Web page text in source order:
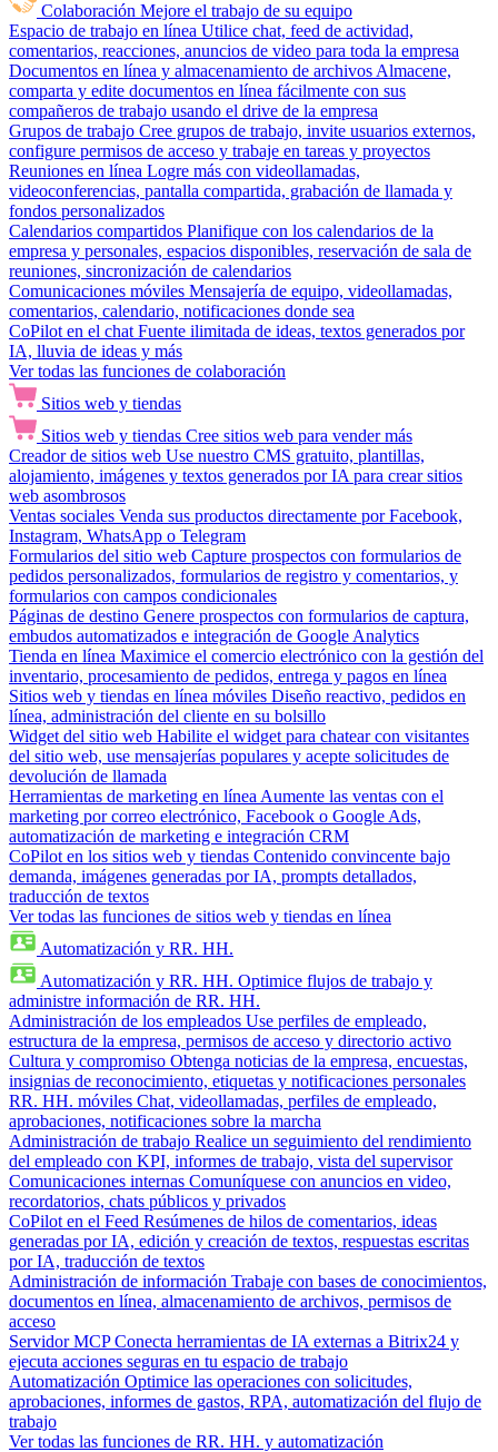
Colaboración Mejore el trabajo de su equipo
Espacio de trabajo en línea Utilice chat, feed de actividad,
comentarios, reacciones, anuncios de video para toda la empresa
Documentos en línea y almacenamiento de archivos Almacene,
comparta y edite documentos en línea fácilmente con sus
compañeros de trabajo usando el drive de la empresa
Grupos de trabajo Cree grupos de trabajo, invite usuarios externos,
configure permisos de acceso y trabaje en tareas y proyectos
Reuniones en línea Logre más con videollamadas,
videoconferencias, pantalla compartida, grabación de llamada y
fondos personalizados
Calendarios compartidos Planifique con los calendarios de la
empresa y personales, espacios disponibles, reservación de sala de
reuniones, sincronización de calendarios
Comunicaciones móviles Mensajería de equipo, videollamadas,
comentarios, calendario, notificaciones donde sea
CoPilot en el chat Fuente ilimitada de ideas, textos generados por
IA, lluvia de ideas y más
Ver todas las funciones de colaboración
Sitios web y tiendas
Sitios web y tiendas Cree sitios web para vender más
Creador de sitios web Use nuestro CMS gratuito, plantillas,
alojamiento, imágenes y textos generados por IA para crear sitios
web asombrosos
Ventas sociales Venda sus productos directamente por Facebook,
Instagram, WhatsApp o Telegram
Formularios del sitio web Capture prospectos con formularios de
pedidos personalizados, formularios de registro y comentarios, y
formularios con campos condicionales
Páginas de destino Genere prospectos con formularios de captura,
embudos automatizados e integración de Google Analytics
Tienda en línea Maximice el comercio electrónico con la gestión del
inventario, procesamiento de pedidos, entrega y pagos en línea
Sitios web y tiendas en línea móviles Diseño reactivo, pedidos en
línea, administración del cliente en su bolsillo
Widget del sitio web Habilite el widget para chatear con visitantes
del sitio web, use mensajerías populares y acepte solicitudes de
devolución de llamada
Herramientas de marketing en línea Aumente las ventas con el
marketing por correo electrónico, Facebook o Google Ads,
automatización de marketing e integración CRM
CoPilot en los sitios web y tiendas Contenido convincente bajo
demanda, imágenes generadas por IA, prompts detallados,
traducción de textos
Ver todas las funciones de sitios web y tiendas en línea
Automatización y RR. HH.
Automatización y RR. HH. Optimice flujos de trabajo y
administre información de RR. HH.
Administración de los empleados Use perfiles de empleado,
estructura de la empresa, permisos de acceso y directorio activo
Cultura y compromiso Obtenga noticias de la empresa, encuestas,
insignias de reconocimiento, etiquetas y notificaciones personales
RR. HH. móviles Chat, videollamadas, perfiles de empleado,
aprobaciones, notificaciones sobre la marcha
Administración de trabajo Realice un seguimiento del rendimiento
del empleado con KPI, informes de trabajo, vista del supervisor
Comunicaciones internas Comuníquese con anuncios en video,
recordatorios, chats públicos y privados
CoPilot en el Feed Resúmenes de hilos de comentarios, ideas
generadas por IA, edición y creación de textos, respuestas escritas
por IA, traducción de textos
Administración de información Trabaje con bases de conocimientos,
documentos en línea, almacenamiento de archivos, permisos de
acceso
Servidor MCP Conecta herramientas de IA externas a Bitrix24 y
ejecuta acciones seguras en tu espacio de trabajo
Automatización Optimice las operaciones con solicitudes,
aprobaciones, informes de gastos, RPA, automatización del flujo de
trabajo
Ver todas las funciones de RR. HH. y automatización